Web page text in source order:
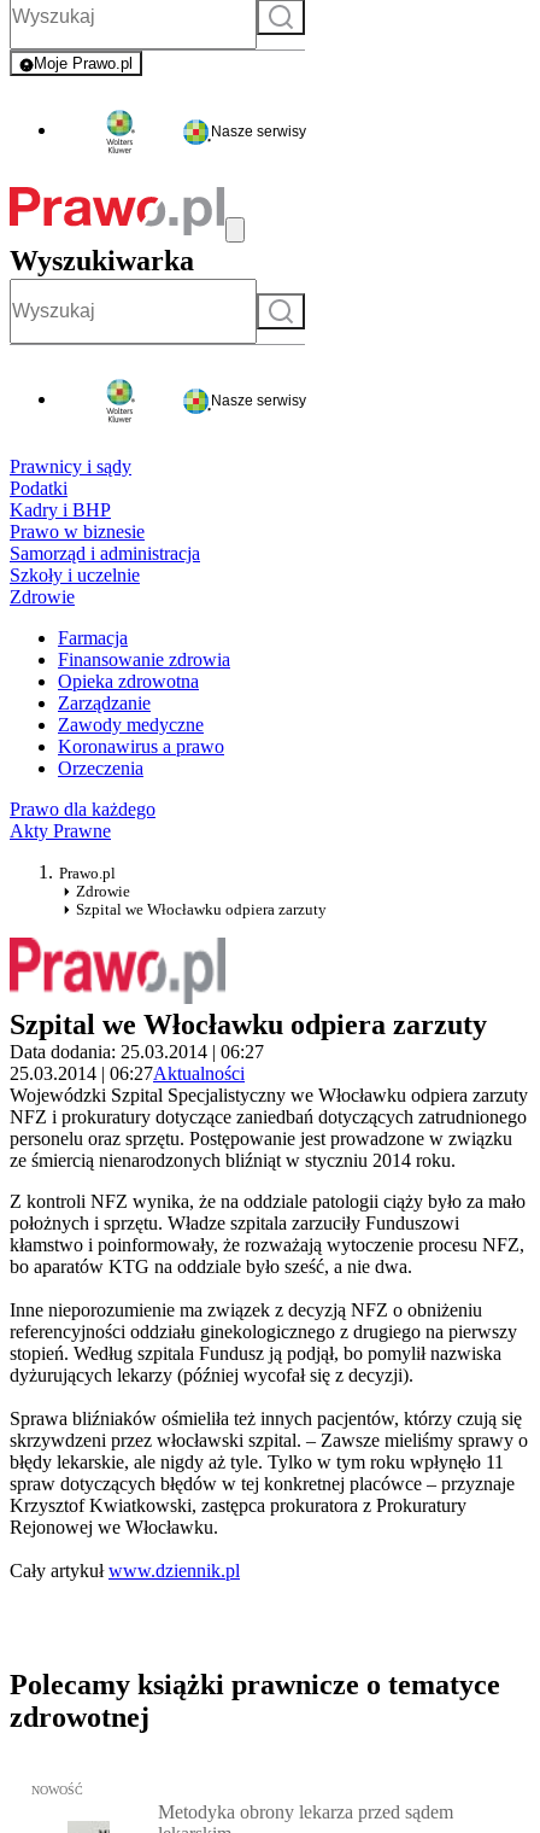
Szukaj
Moje Prawo.pl
- rejestracja i logowanie do serwisu
Nasze serwisy
Wyszukiwarka
Szukaj
Nasze serwisy
Prawnicy i sądy
Podatki
Kadry i BHP
Prawo w biznesie
Samorząd i administracja
Szkoły i uczelnie
Zdrowie
Farmacja
Finansowanie zdrowia
Opieka zdrowotna
Zarządzanie
Zawody medyczne
Koronawirus a prawo
Orzeczenia
Prawo dla każdego
Akty Prawne
Prawo.pl
Zdrowie
Szpital we Włocławku odpiera zarzuty
Szpital we Włocławku odpiera zarzuty
Data dodania: 25.03.2014 | 06:27
25.03.2014 | 06:27Aktualności
Wojewódzki Szpital Specjalistyczny we Włocławku odpiera zarzuty
NFZ i prokuratury dotyczące zaniedbań dotyczących zatrudnionego
personelu oraz sprzętu. Postępowanie jest prowadzone w związku
ze śmiercią nienarodzonych bliźniąt w styczniu 2014 roku.
Z kontroli NFZ wynika, że na oddziale patologii ciąży było za mało
położnych i sprzętu. Władze szpitala zarzuciły Funduszowi
kłamstwo i poinformowały, że rozważają wytoczenie procesu NFZ,
bo aparatów KTG na oddziale było sześć, a nie dwa.
Inne nieporozumienie ma związek z decyzją NFZ o obniżeniu
referencyjności oddziału ginekologicznego z drugiego na pierwszy
stopień. Według szpitala Fundusz ją podjął, bo pomylił nazwiska
dyżurujących lekarzy (później wycofał się z decyzji).
Sprawa bliźniaków ośmieliła też innych pacjentów, którzy czują się
skrzywdzeni przez włocławski szpital. – Zawsze mieliśmy sprawy o
błędy lekarskie, ale nigdy aż tyle. Tylko w tym roku wpłynęło 11
spraw dotyczących błędów w tej konkretnej placówce – przyznaje
Krzysztof Kwiatkowski, zastępca prokuratora z Prokuratury
Rejonowej we Włocławku.
Cały artykułwww.dziennik.pl
Polecamy książki prawnicze o tematyce
zdrowotnej
Przejdź do: Metodyka obrony lekarza przed sądem lekarskim,
NOWOŚĆ
Metodyka obrony lekarza przed sądem